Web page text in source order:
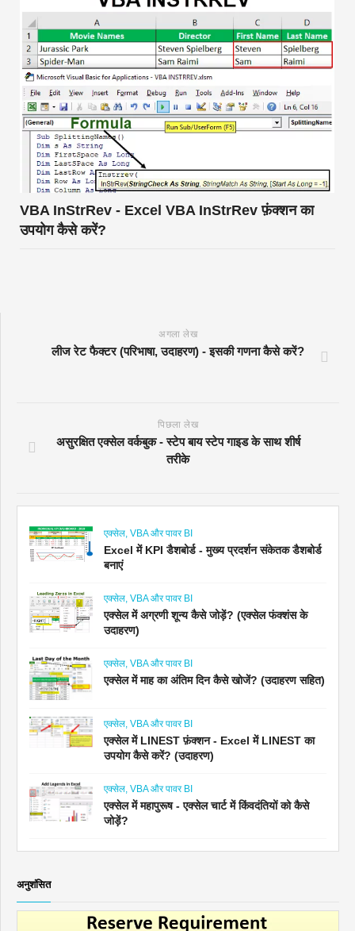
VBA InStrRev - Excel VBA InStrRev फ़ंक्शन का
उपयोग कैसे करें?
अगला लेख
लीज रेट फैक्टर (परिभाषा, उदाहरण) - इसकी गणना कैसे करें?
पिछला लेख
असुरक्षित एक्सेल वर्कबुक - स्टेप बाय स्टेप गाइड के साथ शीर्ष
तरीके
एक्सेल, VBA और पावर BI
Excel में KPI डैशबोर्ड - मुख्य प्रदर्शन संकेतक डैशबोर्ड
बनाएं
एक्सेल, VBA और पावर BI
एक्सेल में अग्रणी शून्य कैसे जोड़ें? (एक्सेल फंक्शंस के
उदाहरण)
एक्सेल, VBA और पावर BI
एक्सेल में माह का अंतिम दिन कैसे खोजें? (उदाहरण सहित)
एक्सेल, VBA और पावर BI
एक्सेल में LINEST फ़ंक्शन - Excel में LINEST का
उपयोग कैसे करें? (उदाहरण)
एक्सेल, VBA और पावर BI
एक्सेल में महापुरूष - एक्सेल चार्ट में किंवदंतियों को कैसे
जोड़ें?
अनुशंसित